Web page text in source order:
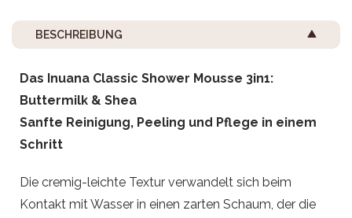
BESCHREIBUNG
Das Inuana Classic Shower Mousse 3in1:
Buttermilk & Shea
Sanfte Reinigung, Peeling und Pflege in einem
Schritt
Die cremig-leichte Textur verwandelt sich beim
Kontakt mit Wasser in einen zarten Schaum, der die